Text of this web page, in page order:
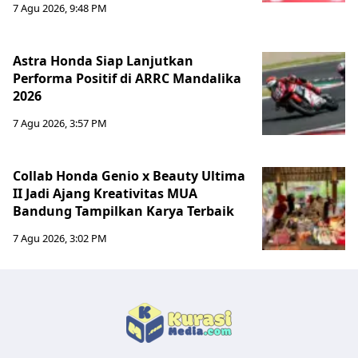
7 Agu 2026, 9:48 PM
Astra Honda Siap Lanjutkan
Performa Positif di ARRC Mandalika
2026
7 Agu 2026, 3:57 PM
Collab Honda Genio x Beauty Ultima
II Jadi Ajang Kreativitas MUA
Bandung Tampilkan Karya Terbaik
7 Agu 2026, 3:02 PM